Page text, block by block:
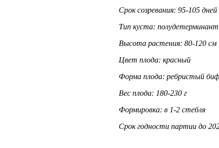
Срок созревания: 95-105 дней
Тип куста:
Высота растения: 80-120 см
Цвет плода: красный
Форма плода: ребристый
Вес плода: 180-230 г
Формировка: в 1-2 стебля
Срок годности партии до